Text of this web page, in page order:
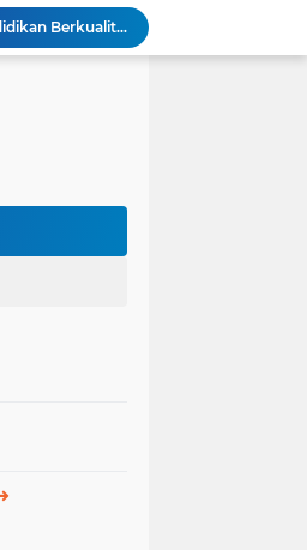
Kapolres Gresik Tegaskan Komitmen Polri Dukung Pendidikan Berkualitas
Gelar Piramida, AKBP Yenni Ajak Media Sinergi Jaga Kondusivitas Bojonegoro
Bhabinkamtibmas Desa Joresan Tinjau Gudang Beras Warga, Perkuat Sinergi Dukung Ketahanan Pangan